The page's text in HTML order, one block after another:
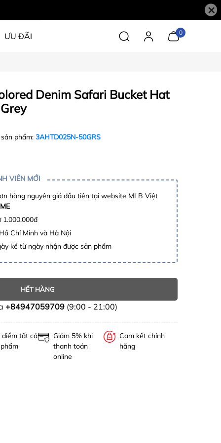
×
ƯU ĐÃI 0
Denim Safari Bucket Hat
phẩm: 3AHTD025N-50GRS
VIÊN MỚI
hàng nguyên giá đầu tiên tại website MLB Việt
1.000.000đ
Chí Minh và Hà Nội
kể từ ngày nhận được sản phẩm
HẾT HÀNG
+84947059709(9:00 - 21:00)
điểm tất cả
Giảm 5% khi
thanh toán
online
Cam kết chính
hãng